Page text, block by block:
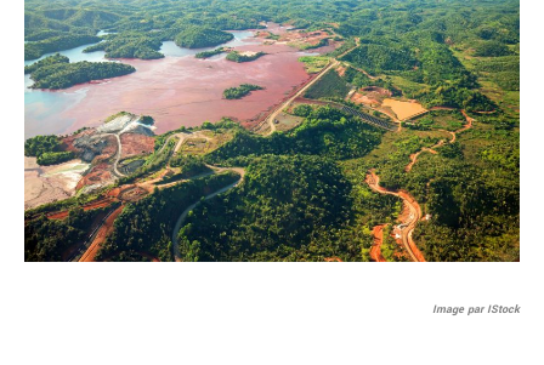
Image par IStock